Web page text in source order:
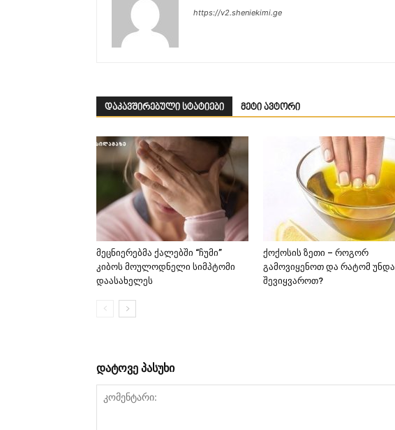
https://v2.sheniekimi.ge
დაკავშირებული სტატიები მეტი ავტორი
მეცნიერებმა ქალებში “ჩუმი”
კიბოს მოულოდნელი სიმპტომი
დაასახელეს
ქოქოსის ზეთი – როგორ
გამოვიყენოთ და რატომ უნდა
შევიყვაროთ?
დატოვე პასუხი